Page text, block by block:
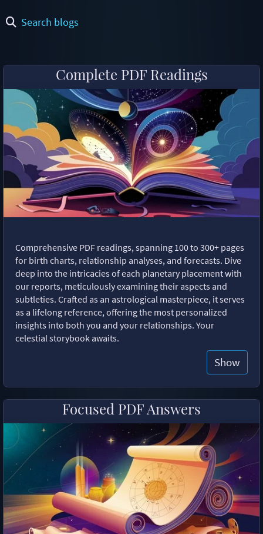
Search blogs
Complete PDF Readings
Comprehensive PDF readings, spanning 100 to 300+ pages
for birth charts, relationship analyses, and forecasts. Dive
deep into the intricacies of each planetary placement with
our reports, meticulously examining their aspects and
subtleties. Crafted as an astrological masterpiece, it serves
as a lifelong reference, offering the most personalized
insights into both you and your relationships. Your
celestial storybook awaits.
Show
Focused PDF Answers